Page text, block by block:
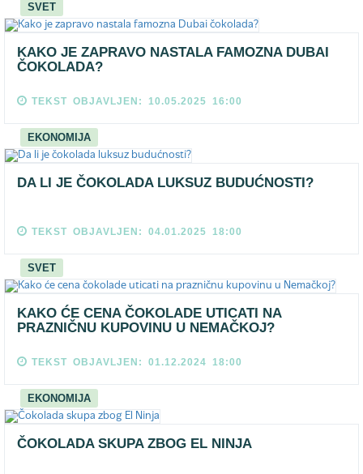
SVET
KAKO JE ZAPRAVO NASTALA FAMOZNA DUBAI
ČOKOLADA?
TEKST OBJAVLJEN: 10.05.2025 16:00
EKONOMIJA
DA LI JE ČOKOLADA LUKSUZ BUDUĆNOSTI?
TEKST OBJAVLJEN: 04.01.2025 18:00
SVET
KAKO ĆE CENA ČOKOLADE UTICATI NA
PRAZNIČNU KUPOVINU U NEMAČKOJ?
TEKST OBJAVLJEN: 01.12.2024 18:00
EKONOMIJA
ČOKOLADA SKUPA ZBOG EL NINJA